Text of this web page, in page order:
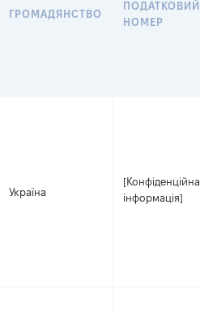
ГРОМАДЯНСТВО
ПОДАТКОВИЙ
НОМЕР
Україна
[Конфіденційна
інформація]